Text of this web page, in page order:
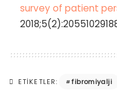
survey of patient
ETIKETLER: fibromiyalji